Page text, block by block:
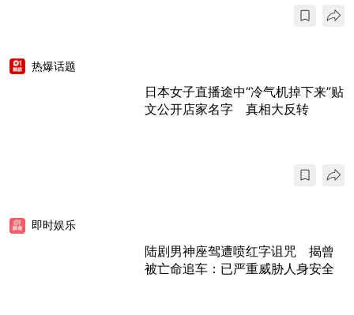
热爆话题
日本女子直播途中“冷气机掉下来”贴
文公开店家名字 真相大反转
即时娱乐
陆剧男神座驾遭喷红字诅咒 揭曾
被亡命追车：已严重威胁人身安全